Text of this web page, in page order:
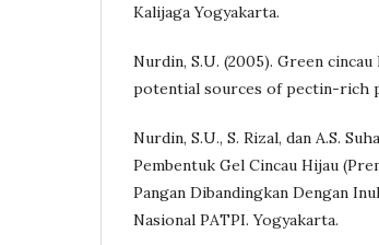
Kalijaga Yogyakarta.
Nurdin, S.U. (2005). Green
potential sources of pectin-rich
Nurdin, S.U., S. Rizal, dan A.S.
Pembentuk Gel Cincau Hijau
Pangan Dibandingkan Dengan
Nasional PATPI. Yogyakarta.